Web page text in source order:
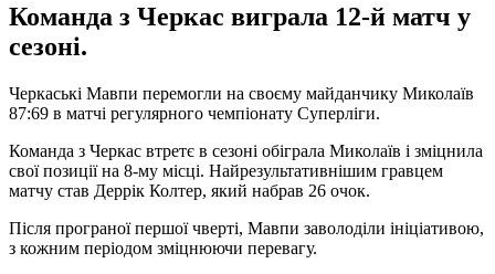
Команда з Черкас виграла 12-й матч у
сезоні.
Черкаські Мавпи перемогли на своєму майданчику Миколаїв
87:69 в матчі регулярного чемпіонату Суперліги.
Команда з Черкас втретє в сезоні обіграла Миколаїв і зміцнила
свої позиції на 8-му місці. Найрезультативнішим гравцем
матчу став Деррік Колтер, який набрав 26 очок.
Після програної першої чверті, Мавпи заволоділи ініціативою,
з кожним періодом зміцнюючи перевагу.